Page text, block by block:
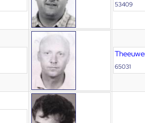
53409
65031